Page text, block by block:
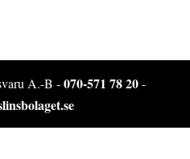
A.-B -070-571 78 20-